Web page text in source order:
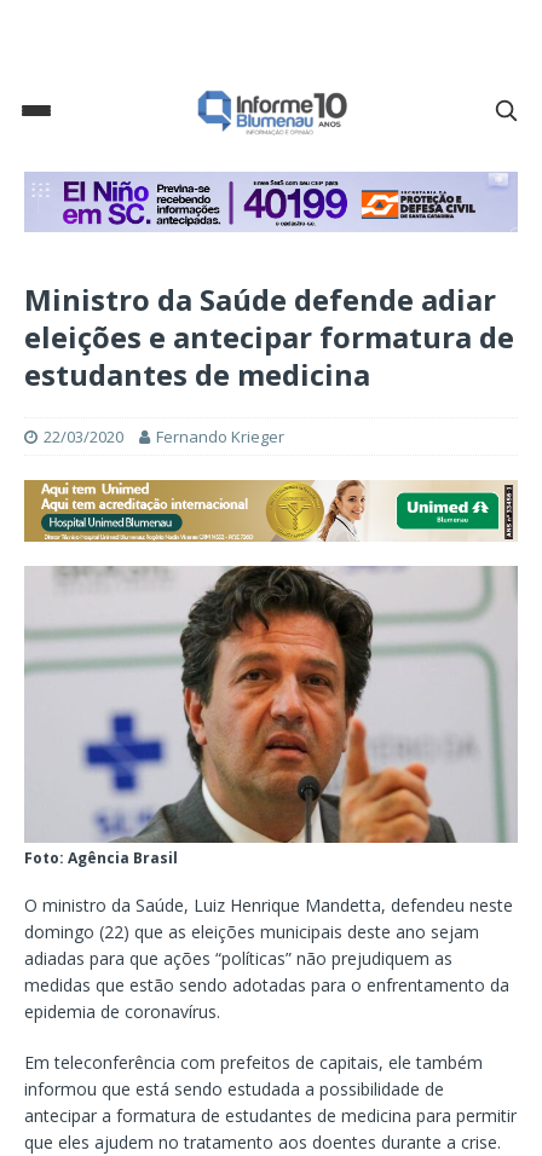
Ministro da Saúde defende adiar
eleições e antecipar formatura de
estudantes de medicina
22/03/2020 Fernando Krieger
Foto: Agência Brasil
O ministro da Saúde, Luiz Henrique Mandetta, defendeu neste
domingo (22) que as eleições municipais deste ano sejam
adiadas para que ações “políticas” não prejudiquem as
medidas que estão sendo adotadas para o enfrentamento da
epidemia de coronavírus.
Em teleconferência com prefeitos de capitais, ele também
informou que está sendo estudada a possibilidade de
antecipar a formatura de estudantes de medicina para permitir
que eles ajudem no tratamento aos doentes durante a crise.